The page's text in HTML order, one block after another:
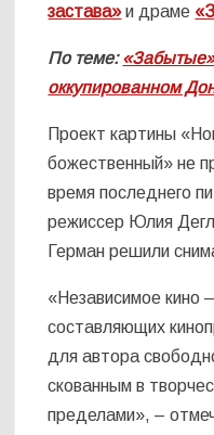
застава»и драме
По теме:
оккупированном
Проект картины
божественный» не
время последнего
режиссер Юлия
Герман решили
«Независимое кино
составляющих
для автора
скованным в
пределами», –